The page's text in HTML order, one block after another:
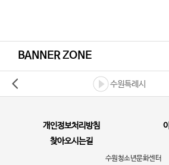
BANNER ZONE
수원특례시
개인정보처리방침
찾아오시는길
수원청소년문화센터